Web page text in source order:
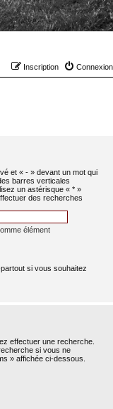
Connexion
Inscription
et « - » devant un mot qui
barres verticales
un astérisque « * »
des recherches
élément
si vous souhaitez
effectuer une recherche.
si vous ne
» affichée ci-dessous.